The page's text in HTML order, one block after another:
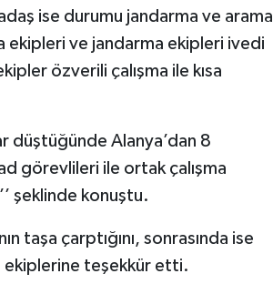
ise durumu jandarma ve arama
ve jandarma ekipleri ivedi
özverili çalışma ile kısa
düştüğünde Alanya’dan 8
görevlileri ile ortak çalışma
şeklinde konuştu.
taşa çarptığını, sonrasında ise
ekiplerine teşekkür etti.